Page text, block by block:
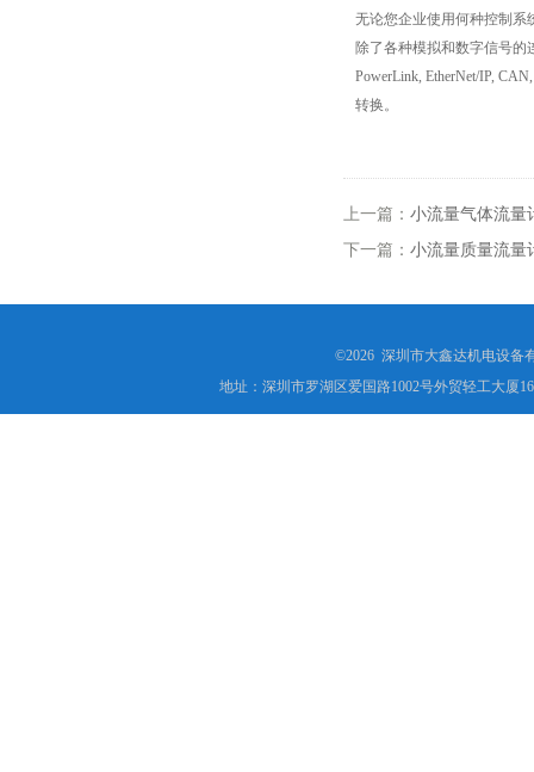
无论您企业使用何种控制系
除了各种模拟和数字信号的
PowerLink, EtherNet/IP,
转换。
上一篇： 小流量气体流量
下一篇： 小流量质量流量
©2026 深圳市大鑫达机电设备
地址：深圳市罗湖区爱国路1002号外贸轻工大厦